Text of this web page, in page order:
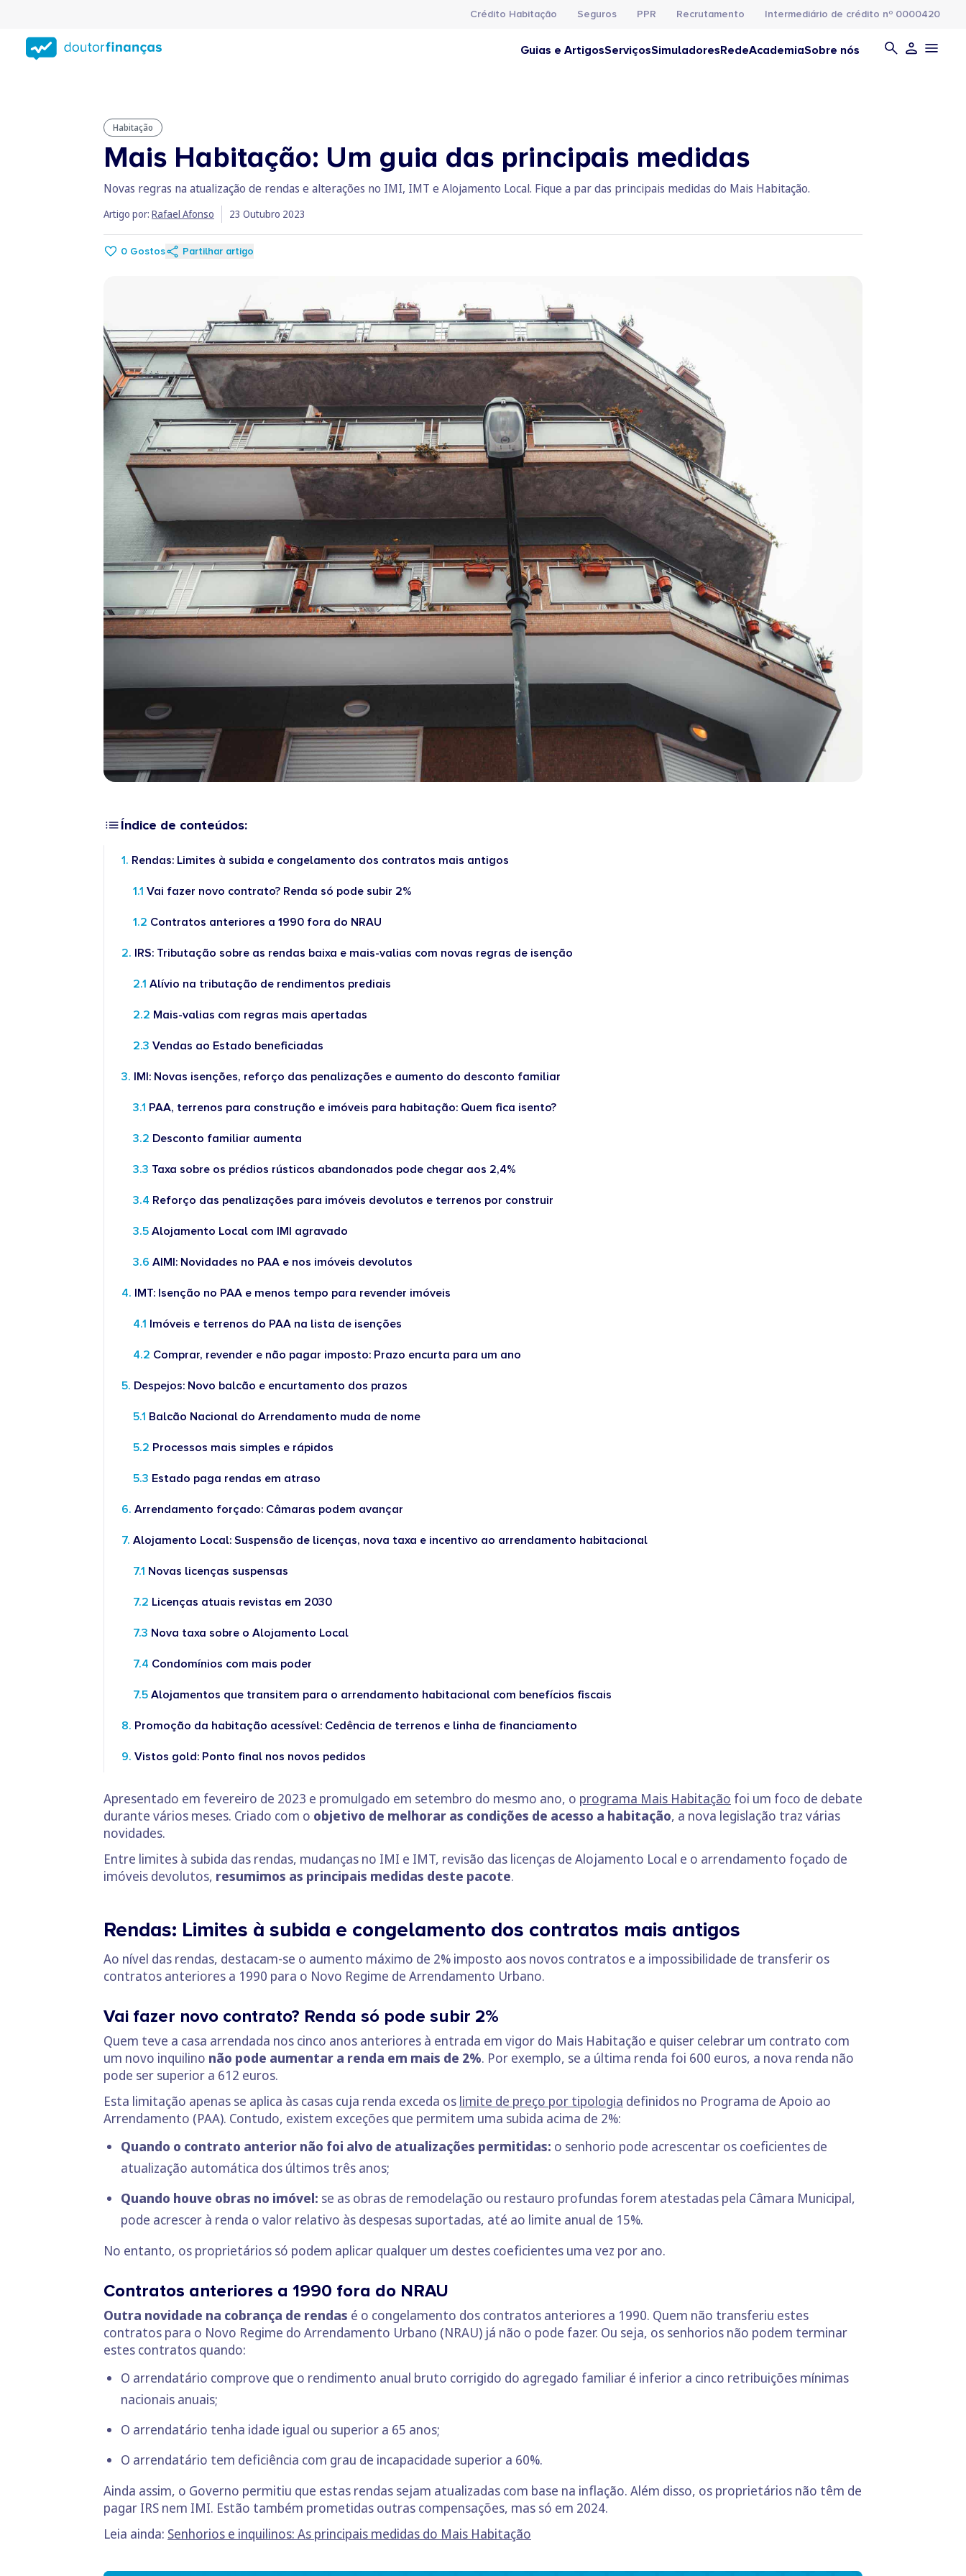
conteúdo
principal
Crédito Habitação Seguros PPR Recrutamento Intermediário de crédito nº 0000420
Guias e ArtigosServiçosSimuladoresRedeAcademiaSobre nós
Habitação
Mais Habitação: Um guia das principais medidas
Novas regras na atualização de rendas e alterações no IMI, IMT e Alojamento Local. Fique a par das principais medidas do Mais Habitação.
Artigo por: Rafael Afonso 23 Outubro 2023
0 Gostos Partilhar artigo
Índice de conteúdos:
Rendas: Limites à subida e congelamento dos contratos mais antigos
Vai fazer novo contrato? Renda só pode subir 2%
Contratos anteriores a 1990 fora do NRAU
IRS: Tributação sobre as rendas baixa e mais-valias com novas regras de isenção
Alívio na tributação de rendimentos prediais
Mais-valias com regras mais apertadas
Vendas ao Estado beneficiadas
IMI: Novas isenções, reforço das penalizações e aumento do desconto familiar
PAA, terrenos para construção e imóveis para habitação: Quem fica isento?
Desconto familiar aumenta
Taxa sobre os prédios rústicos abandonados pode chegar aos 2,4%
Reforço das penalizações para imóveis devolutos e terrenos por construir
Alojamento Local com IMI agravado
AIMI: Novidades no PAA e nos imóveis devolutos
IMT: Isenção no PAA e menos tempo para revender imóveis
Imóveis e terrenos do PAA na lista de isenções
Comprar, revender e não pagar imposto: Prazo encurta para um ano
Despejos: Novo balcão e encurtamento dos prazos
Balcão Nacional do Arrendamento muda de nome
Processos mais simples e rápidos
Estado paga rendas em atraso
Arrendamento forçado: Câmaras podem avançar
Alojamento Local: Suspensão de licenças, nova taxa e incentivo ao arrendamento habitacional
Novas licenças suspensas
Licenças atuais revistas em 2030
Nova taxa sobre o Alojamento Local
Condomínios com mais poder
Alojamentos que transitem para o arrendamento habitacional com benefícios fiscais
Promoção da habitação acessível: Cedência de terrenos e linha de financiamento
Vistos gold: Ponto final nos novos pedidos
Apresentado em fevereiro de 2023 e promulgado em setembro do mesmo ano, o programa Mais Habitação foi um foco de debate
durante vários meses. Criado com o objetivo de melhorar as condições de acesso a habitação, a nova legislação traz várias
novidades.
Entre limites à subida das rendas, mudanças no IMI e IMT, revisão das licenças de Alojamento Local e o arrendamento foçado de
imóveis devolutos, resumimos as principais medidas deste pacote.
Rendas: Limites à subida e congelamento dos contratos mais antigos
Ao nível das rendas, destacam-se o aumento máximo de 2% imposto aos novos contratos e a impossibilidade de transferir os
contratos anteriores a 1990 para o Novo Regime de Arrendamento Urbano.
Vai fazer novo contrato? Renda só pode subir 2%
Quem teve a casa arrendada nos cinco anos anteriores à entrada em vigor do Mais Habitação e quiser celebrar um contrato com
um novo inquilino não pode aumentar a renda em mais de 2%. Por exemplo, se a última renda foi 600 euros, a nova renda não
pode ser superior a 612 euros.
Esta limitação apenas se aplica às casas cuja renda exceda os limite de preço por tipologia definidos no Programa de Apoio ao
Arrendamento (PAA). Contudo, existem exceções que permitem uma subida acima de 2%:
Quando o contrato anterior não foi alvo de atualizações permitidas: o senhorio pode acrescentar os coeficientes de
atualização automática dos últimos três anos;
Quando houve obras no imóvel: se as obras de remodelação ou restauro profundas forem atestadas pela Câmara Municipal,
pode acrescer à renda o valor relativo às despesas suportadas, até ao limite anual de 15%.
No entanto, os proprietários só podem aplicar qualquer um destes coeficientes uma vez por ano.
Contratos anteriores a 1990 fora do NRAU
Outra novidade na cobrança de rendas é o congelamento dos contratos anteriores a 1990. Quem não transferiu estes
contratos para o Novo Regime do Arrendamento Urbano (NRAU) já não o pode fazer. Ou seja, os senhorios não podem terminar
estes contratos quando:
O arrendatário comprove que o rendimento anual bruto corrigido do agregado familiar é inferior a cinco retribuições mínimas
nacionais anuais;
O arrendatário tenha idade igual ou superior a 65 anos;
O arrendatário tem deficiência com grau de incapacidade superior a 60%.
Ainda assim, o Governo permitiu que estas rendas sejam atualizadas com base na inflação. Além disso, os proprietários não têm de
pagar IRS nem IMI. Estão também prometidas outras compensações, mas só em 2024.
Leia ainda: Senhorios e inquilinos: As principais medidas do Mais Habitação